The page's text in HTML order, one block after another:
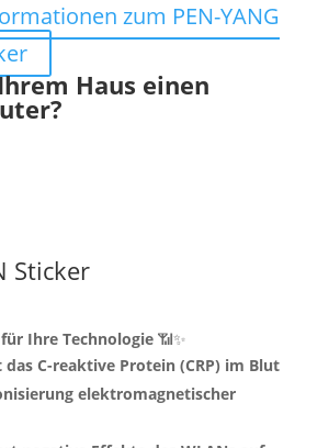
zum PEN-YANG
Haus einen
Sticker
Ihre Technologie📶✨
C-reaktive Protein (CRP) im Blut
elektromagnetischer